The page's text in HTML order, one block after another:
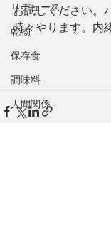
リデュース
乾物
保存食
調味料
人間関係
お試しください。
時々やります。内